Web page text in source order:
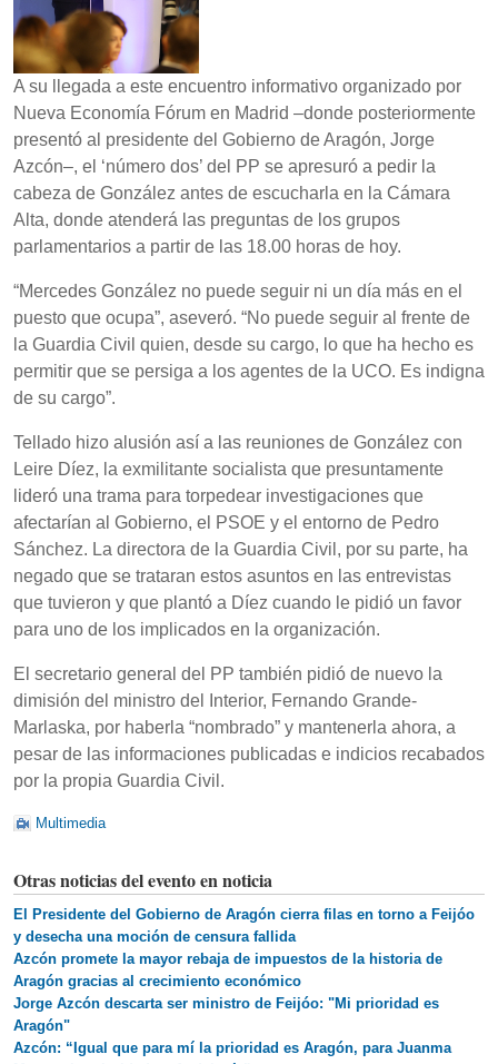
A su llegada a este encuentro informativo organizado por
Nueva Economía Fórum en Madrid –donde posteriormente
presentó al presidente del Gobierno de Aragón, Jorge
Azcón–, el ‘número dos’ del PP se apresuró a pedir la
cabeza de González antes de escucharla en la Cámara
Alta, donde atenderá las preguntas de los grupos
parlamentarios a partir de las 18.00 horas de hoy.
“Mercedes González no puede seguir ni un día más en el
puesto que ocupa”, aseveró. “No puede seguir al frente de
la Guardia Civil quien, desde su cargo, lo que ha hecho es
permitir que se persiga a los agentes de la UCO. Es indigna
de su cargo”.
Tellado hizo alusión así a las reuniones de González con
Leire Díez, la exmilitante socialista que presuntamente
lideró una trama para torpedear investigaciones que
afectarían al Gobierno, el PSOE y el entorno de Pedro
Sánchez. La directora de la Guardia Civil, por su parte, ha
negado que se trataran estos asuntos en las entrevistas
que tuvieron y que plantó a Díez cuando le pidió un favor
para uno de los implicados en la organización.
El secretario general del PP también pidió de nuevo la
dimisión del ministro del Interior, Fernando Grande-
Marlaska, por haberla “nombrado” y mantenerla ahora, a
pesar de las informaciones publicadas e indicios recabados
por la propia Guardia Civil.
Multimedia
Otras noticias del evento en noticia
El Presidente del Gobierno de Aragón cierra filas en torno a Feijóo
y desecha una moción de censura fallida
Azcón promete la mayor rebaja de impuestos de la historia de
Aragón gracias al crecimiento económico
Jorge Azcón descarta ser ministro de Feijóo: "Mi prioridad es
Aragón"
Azcón: “Igual que para mí la prioridad es Aragón, para Juanma